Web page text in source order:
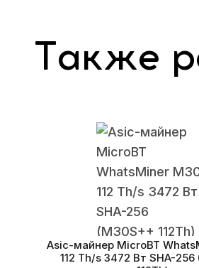
Также
Asic-майнер MicroBT
112 Th/s 3472 Вт SHA-